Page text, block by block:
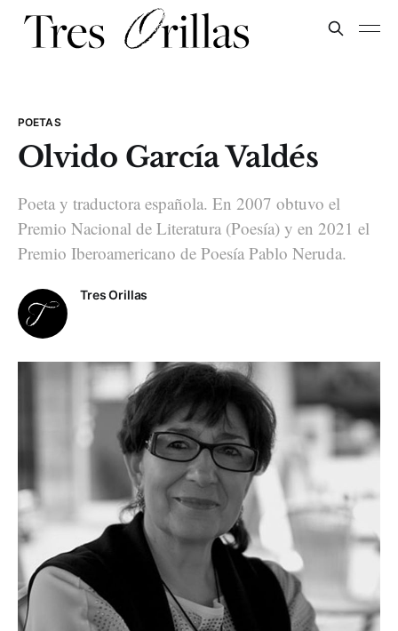
POETAS
Olvido García Valdés
Poeta y traductora española. En 2007 obtuvo el
Premio Nacional de Literatura (Poesía) y en 2021 el
Premio Iberoamericano de Poesía Pablo Neruda.
Tres Orillas